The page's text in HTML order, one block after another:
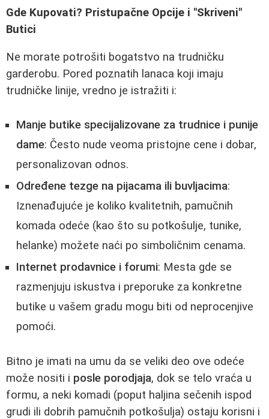
Gde Kupovati? Pristupačne Opcije i "Skriveni"
Butici
Ne morate potrošiti bogatstvo na trudničku
garderobu. Pored poznatih lanaca koji imaju
trudničke linije, vredno je istražiti i:
Manje butike specijalizovane za trudnice i punije
dame: Često nude veoma pristojne cene i dobar,
personalizovan odnos.
Određene tezge na pijacama ili buvljacima:
Iznenađujuće je koliko kvalitetnih, pamučnih
komada odeće (kao što su potkošulje, tunike,
helanke) možete naći po simboličnim cenama.
Internet prodavnice i forumi: Mesta gde se
razmenjuju iskustva i preporuke za konkretne
butike u vašem gradu mogu biti od neprocenjive
pomoći.
Bitno je imati na umu da se veliki deo ove odeće
može nositi i posle porodjaja, dok se telo vraća u
formu, a neki komadi (poput haljina sečenih ispod
grudi ili dobrih pamučnih potkošulja) ostaju korisni i